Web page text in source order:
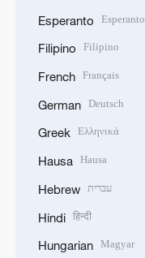
Esperanto Esperanto
Filipino Filipino
French Français
German Deutsch
Greek Ελληνικά
Hausa Hausa
Hebrew עברית
Hindi हिन्दी
Hungarian Magyar